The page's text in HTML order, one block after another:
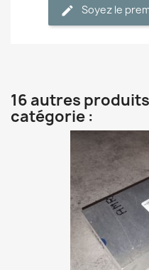
Soyez le
16 autres
catégorie :